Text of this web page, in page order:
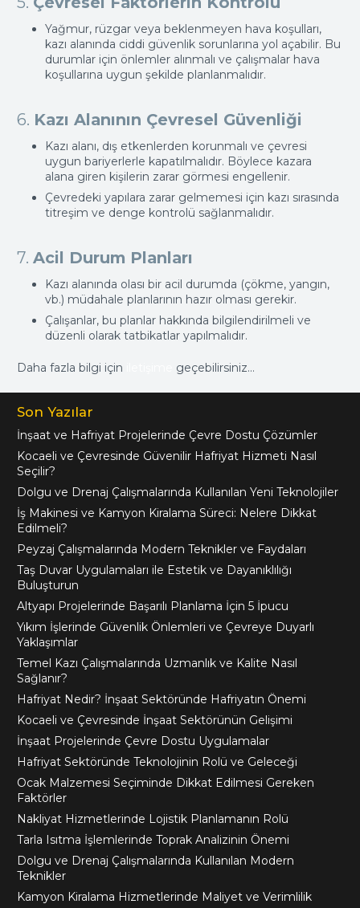
Yağmur, rüzgar veya beklenmeyen hava koşulları,
kazı alanında ciddi güvenlik sorunlarına yol açabilir. Bu
durumlar için önlemler alınmalı ve çalışmalar hava
koşullarına uygun şekilde planlanmalıdır.
6. Kazı Alanının Çevresel Güvenliği
Kazı alanı, dış etkenlerden korunmalı ve çevresi
uygun bariyerlerle kapatılmalıdır. Böylece kazara
alana giren kişilerin zarar görmesi engellenir.
Çevredeki yapılara zarar gelmemesi için kazı sırasında
titreşim ve denge kontrolü sağlanmalıdır.
7. Acil Durum Planları
Kazı alanında olası bir acil durumda (çökme, yangın,
vb.) müdahale planlarının hazır olması gerekir.
Çalışanlar, bu planlar hakkında bilgilendirilmeli ve
düzenli olarak tatbikatlar yapılmalıdır.
Daha fazla bilgi için geçebilirsiniz…
Son Yazılar
İnşaat ve Hafriyat Projelerinde Çevre Dostu Çözümler
Kocaeli ve Çevresinde Güvenilir Hafriyat Hizmeti Nasıl
Seçilir?
Dolgu ve Drenaj Çalışmalarında Kullanılan Yeni Teknolojiler
İş Makinesi ve Kamyon Kiralama Süreci: Nelere Dikkat
Edilmeli?
Peyzaj Çalışmalarında Modern Teknikler ve Faydaları
Taş Duvar Uygulamaları ile Estetik ve Dayanıklılığı
Buluşturun
Altyapı Projelerinde Başarılı Planlama İçin 5 İpucu
Yıkım İşlerinde Güvenlik Önlemleri ve Çevreye Duyarlı
Yaklaşımlar
Temel Kazı Çalışmalarında Uzmanlık ve Kalite Nasıl
Sağlanır?
Hafriyat Nedir? İnşaat Sektöründe Hafriyatın Önemi
Kocaeli ve Çevresinde İnşaat Sektörünün Gelişimi
İnşaat Projelerinde Çevre Dostu Uygulamalar
Hafriyat Sektöründe Teknolojinin Rolü ve Geleceği
Ocak Malzemesi Seçiminde Dikkat Edilmesi Gereken
Faktörler
Nakliyat Hizmetlerinde Lojistik Planlamanın Rolü
Tarla Isıtma İşlemlerinde Toprak Analizinin Önemi
Dolgu ve Drenaj Çalışmalarında Kullanılan Modern
Teknikler
Kamyon Kiralama Hizmetlerinde Maliyet ve Verimlilik